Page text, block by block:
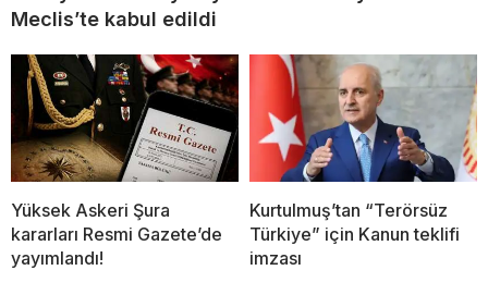
Meclis’te kabul edildi
Yüksek Askeri Şura
kararları Resmi Gazete’de
yayımlandı!
Kurtulmuş’tan “Terörsüz
Türkiye” için Kanun teklifi
imzası